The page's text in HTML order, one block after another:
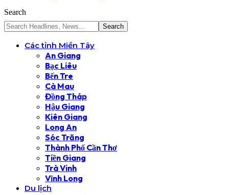
Search
Các tỉnh Miền Tây
An Giang
Bạc Liêu
Bến Tre
Cà Mau
Đồng Tháp
Hậu Giang
Kiên Giang
Long An
Sóc Trăng
Thành Phố Cần Thơ
Tiền Giang
Trà Vinh
Vĩnh Long
Du lịch